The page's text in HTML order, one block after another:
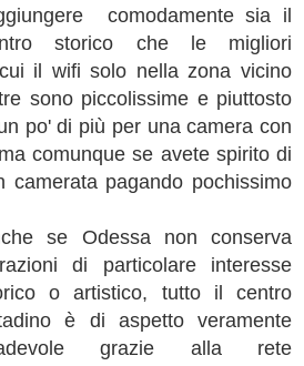
comodamente sia il
storico che le migliori
il wifi solo nella zona vicino
sono piccolissime e piuttosto
po' di più per una camera con
comunque se avete spirito di
pagando pochissimo
se Odessa non conserva
di particolare interesse
o artistico, tutto il centro
è di aspetto veramente
grazie alla rete